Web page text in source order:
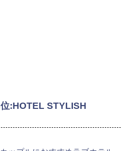
:HOTEL STYLISH